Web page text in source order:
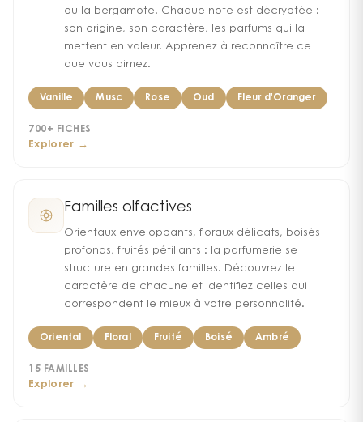
ou la bergamote. Chaque note est décryptée :
son origine, son caractère, les parfums qui la
mettent en valeur. Apprenez à reconnaître ce
que vous aimez.
Vanille Musc Rose Oud Fleur d'Oranger
700+ FICHES
Explorer →
Familles olfactives
Orientaux enveloppants, floraux délicats, boisés
profonds, fruités pétillants : la parfumerie se
structure en grandes familles. Découvrez le
caractère de chacune et identifiez celles qui
correspondent le mieux à votre personnalité.
Oriental Floral Fruité Boisé Ambré
15 FAMILLES
Explorer →